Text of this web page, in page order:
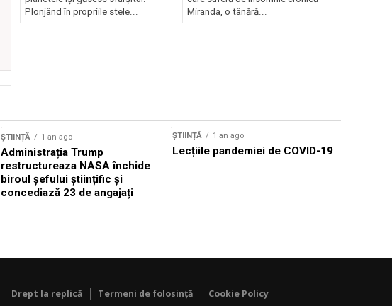
Plonjând în propriile stele...
Miranda, o tânără...
ȘTIINȚĂ 1 an ago
Administrația Trump
restructureaza NASA închide
biroul șefului științific și
concediază 23 de angajați
ȘTIINȚĂ 1 an ago
Lecțiile pandemiei de COVID-19
Drept la replică Termeni de folosință Cookie Policy